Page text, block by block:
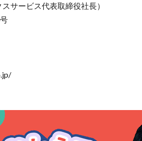
サービス代表取締役社長）